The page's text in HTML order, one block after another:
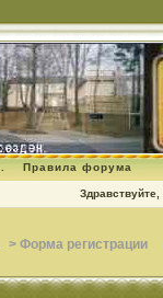
Правила форума
Здравствуйте,
> Форма регистрации